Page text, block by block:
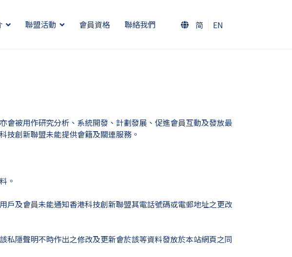
聯盟活動 會員資格 聯絡我們 简 EN
被用作研究分析、系統開發、計劃發展、促進會員互動及發放最
技創新聯盟未能提供會籍及關連服務。
。
戶及會員未能通知香港科技創新聯盟其電話號碼或電郵地址之更改
隱聲明不時作出之修改及更新會於該等資料發放於本站網頁之同